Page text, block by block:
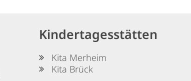
Kindertagesstätten
Kita Merheim
Kita Brück